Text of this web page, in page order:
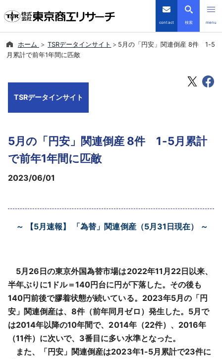
contact 検索 menu
倒産・注目企業情報
会社案内
導入事例
採用情報
English
ホーム TSRデータインサイト
5月の「円安」関連倒産 8件 1-5
月累計で前年1年間に匹敵
TSRデータインサイト
5月の「円安」関連倒産 8件 1-5月累計
で前年1年間に匹敵
2023/06/01
～ 【5月速報】 「為替」関連倒産（5月31日現在） ～
5月26日の東京外国為替市場は2022年11月22日以来、
半年ぶりに1ドル＝140円台に円が下落した。その後も
140円前後で膠着状態が続いている。2023年5月の「円
安」関連倒産は、8件（前年同月ゼロ）発生した。5月で
は2014年以降の10年間で、2014年（22件）、2016年
（11件）に次いで、3番目に多い水準となった。
また、「円安」関連倒産は2023年1-5月累計で23件に